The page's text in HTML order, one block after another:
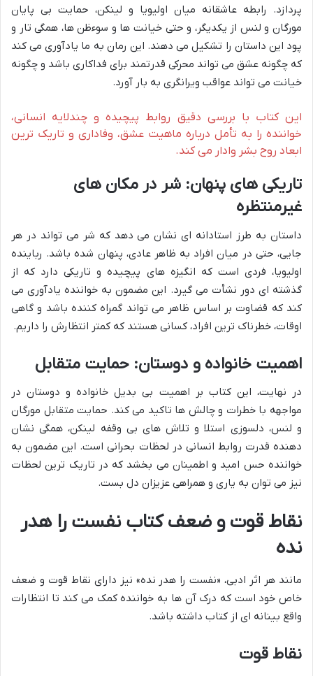
پردازد. رابطه عاشقانه میان اولیویا و لینکن، حمایت بی پایان
مورگان و لنس از یکدیگر، و حتی خیانت ها و سوءظن ها، همگی تار و
پود این داستان را تشکیل می دهند. این رمان به ما یادآوری می کند
که چگونه عشق می تواند محرکی قدرتمند برای فداکاری باشد و چگونه
خیانت می تواند عواقب ویرانگری به بار آورد.
این کتاب با بررسی دقیق روابط پیچیده و چندلایه انسانی،
خواننده را به تأمل درباره ماهیت عشق، وفاداری و تاریک ترین
ابعاد روح بشر وادار می کند.
تاریکی های پنهان: شر در مکان های
غیرمنتظره
داستان به طرز استادانه ای نشان می دهد که شر می تواند در هر
جایی، حتی در میان افراد به ظاهر عادی، پنهان شده باشد. رباینده
اولیویا، فردی است که انگیزه های پیچیده و تاریکی دارد که از
گذشته ای دور نشأت می گیرد. این مضمون به خواننده یادآوری می
کند که قضاوت بر اساس ظاهر می تواند گمراه کننده باشد و گاهی
اوقات، خطرناک ترین افراد، کسانی هستند که کمتر انتظارش را داریم.
اهمیت خانواده و دوستان: حمایت متقابل
در نهایت، این کتاب بر اهمیت بی بدیل خانواده و دوستان در
مواجهه با خطرات و چالش ها تاکید می کند. حمایت متقابل مورگان
و لنس، دلسوزی استلا و تلاش های بی وقفه لینکن، همگی نشان
دهنده قدرت روابط انسانی در لحظات بحرانی است. این مضمون به
خواننده حس امید و اطمینان می بخشد که در تاریک ترین لحظات
نیز می توان به یاری و همراهی عزیزان دل بست.
نقاط قوت و ضعف کتاب نفست را هدر
نده
مانند هر اثر ادبی، «نفست را هدر نده» نیز دارای نقاط قوت و ضعف
خاص خود است که درک آن ها به خواننده کمک می کند تا انتظارات
واقع بینانه ای از کتاب داشته باشد.
نقاط قوت